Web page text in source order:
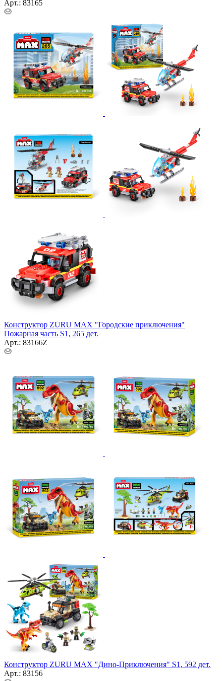
Арт.: 83165
Конструктор ZURU MAX "Городские приключения"
Пожарная часть S1, 265 дет.
Арт.: 83166Z
Конструктор ZURU MAX "Дино-Приключения" S1, 592 дет.
Арт.: 83156